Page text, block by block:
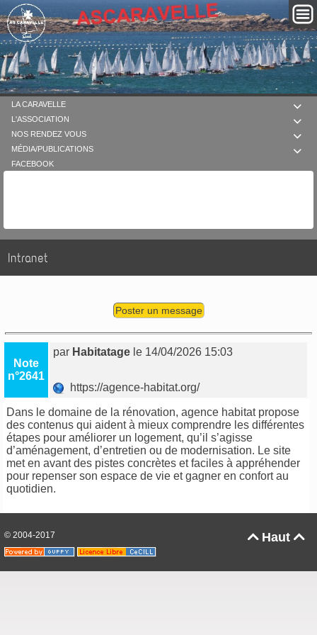

LA CARAVELLE

L'ASSOCIATION

NOS RENDEZ VOUS

MÉDIA/PUBLICATIONS
FACEBOOK
Intranet
Poster un message
Note
n°2641
par Habitatage le 14/04/2026 15:03
https://agence-habitat.org/
Dans le domaine de la rénovation,agence habitatpropose
des contenus qui aident à mieux comprendre les différentes
étapes pour améliorer un logement, qu’il s’agisse
d’aménagement, d’entretien ou de modernisation. Le site
met en avant des pistes concrètes et faciles à appréhender
pour repenser son espace de vie et gagner en confort au
quotidien.
Haut 
© 2004-2017